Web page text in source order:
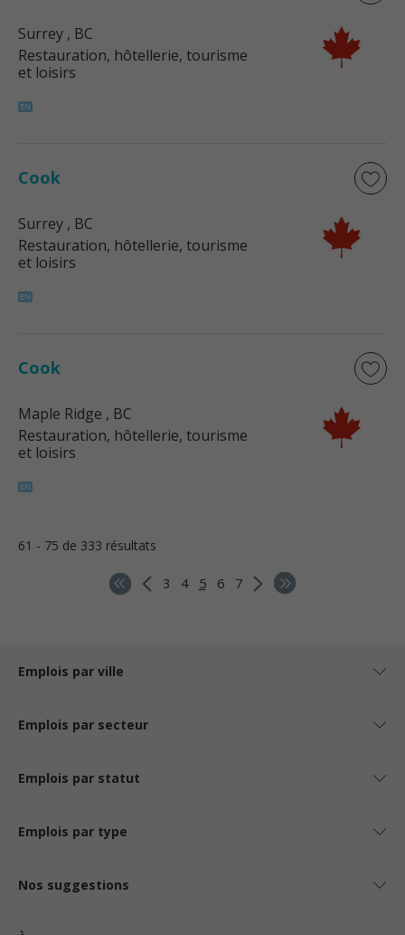
Surrey , BC
Restauration, hôtellerie, tourisme
et loisirs
Cook
Surrey , BC
Restauration, hôtellerie, tourisme
et loisirs
Cook
Maple Ridge , BC
Restauration, hôtellerie, tourisme
et loisirs
61 - 75 de 333 résultats
3 4 5 6 7
Emplois par ville
Emplois par secteur
Emplois par statut
Emplois par type
Nos suggestions